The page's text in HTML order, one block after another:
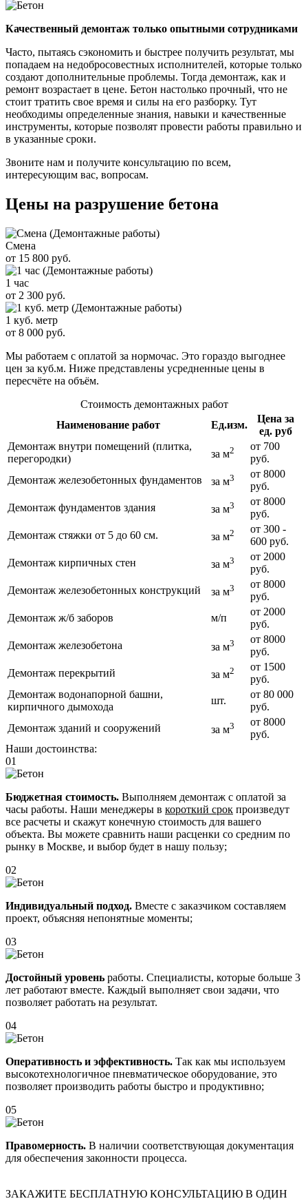
Качественный демонтаж только опытными сотрудниками
Часто, пытаясь сэкономить и быстрее получить результат, мы
попадаем на недобросовестных исполнителей, которые только
создают дополнительные проблемы. Тогда демонтаж, как и
ремонт возрастает в цене. Бетон настолько прочный, что не
стоит тратить свое время и силы на его разборку. Тут
необходимы определенные знания, навыки и качественные
инструменты, которые позволят провести работы правильно и
в указанные сроки.
Звоните нам и получите консультацию по всем,
интересующим вас, вопросам.
Цены на разрушение бетона
Смена
от 15 800 руб.
1 час
от 2 300 руб.
1 куб. метр
от 8 000 руб.
Мы работаем с оплатой за нормочас. Это гораздо выгоднее
цен за куб.м. Ниже представлены усредненные цены в
пересчёте на объём.
Стоимость демонтажных работ
Наименование работ
Ед.изм.
Цена за
ед. руб
Демонтаж внутри помещений (плитка,
перегородки)
за м2
от 700
руб.
Демонтаж железобетонных фундаментов
за м3
от 8000
руб.
Демонтаж фундаментов здания
за м3
от 8000
руб.
Демонтаж стяжки от 5 до 60 см.
за м2
от 300 -
600 руб.
Демонтаж кирпичных стен
за м3
от 2000
руб.
Демонтаж железобетонных конструкций
за м3
от 8000
руб.
Демонтаж ж/б заборов
м/п
от 2000
руб.
Демонтаж железобетона
за м3
от 8000
руб.
Демонтаж перекрытий
за м2
от 1500
руб.
Демонтаж водонапорной башни,
кирпичного дымохода
шт.
от 80 000
руб.
Демонтаж зданий и сооружений
за м3
от 8000
руб.
Наши достоинства:
01
Бюджетная стоимость. Выполняем демонтаж с оплатой за
часы работы. Наши менеджеры в короткий срок произведут
все расчеты и скажут конечную стоимость для вашего
объекта. Вы можете сравнить наши расценки со средним по
рынку в Москве, и выбор будет в нашу пользу;
02
Индивидуальный подход. Вместе с заказчиком составляем
проект, объясняя непонятные моменты;
03
Достойный уровень работы. Специалисты, которые больше 3
лет работают вместе. Каждый выполняет свои задачи, что
позволяет работать на результат.
04
Оперативность и эффективность. Так как мы используем
высокотехнологичное пневматическое оборудование, это
позволяет производить работы быстро и продуктивно;
05
Правомерность. В наличии соответствующая документация
для обеспечения законности процесса.
ЗАКАЖИТЕ БЕСПЛАТНУЮ КОНСУЛЬТАЦИЮ В ОДИН